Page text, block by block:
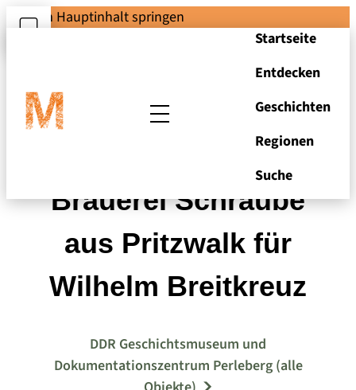
Zum Hauptinhalt springen
Startseite
Entdecken
Geschichten
Regionen
Suche
Rechnung von der
Brauerei Schraube
aus Pritzwalk für
Wilhelm Breitkreuz
DDR Geschichtsmuseum und
Dokumentationszentrum Perleberg (alle